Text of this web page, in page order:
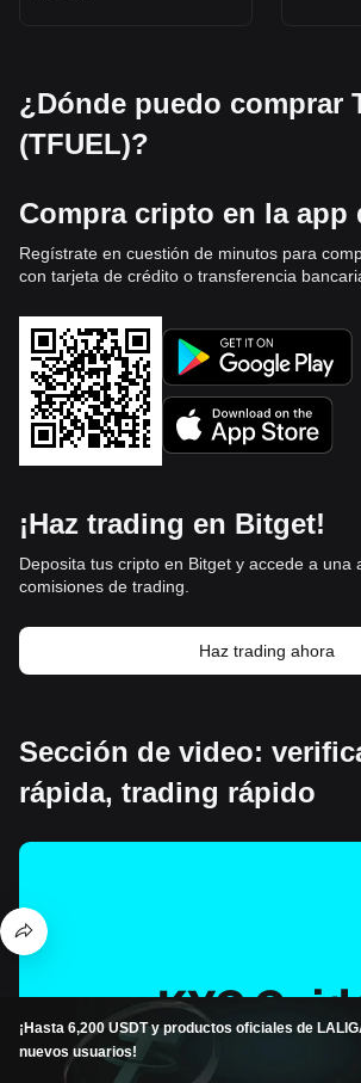
¿Dónde puedo comprar
(TFUEL)?
Compra cripto en la app
Regístrate en cuestión de minutos para
con tarjeta de crédito o transferencia
¡Haz trading en Bitget!
Deposita tus cripto en Bitget y accede a una
comisiones de trading.
Haz trading ahora
Sección de video:
rápida, trading rápido
¡Hasta 6,200 USDT y productos oficiales de
nuevos usuarios!